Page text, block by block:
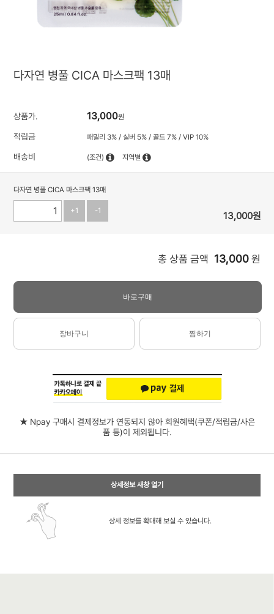
다자연 병풀 CICA 마스크팩 13매
상품가. 13,000원
적립금 패밀리 3% / 실버 5% / 골드 7% / VIP 10%
배송비 (조건) 지역별
다자연 병풀 CICA 마스크팩 13매
+1 -1 13,000원
총 상품 금액 13,000 원
바로구매
장바구니 찜하기
★ Npay 구매시 결제정보가 연동되지 않아 회원혜택(쿠폰/적립금/사은
품 등)이 제외됩니다.
상세정보 새창 열기
상세 정보를 확대해 보실 수 있습니다.